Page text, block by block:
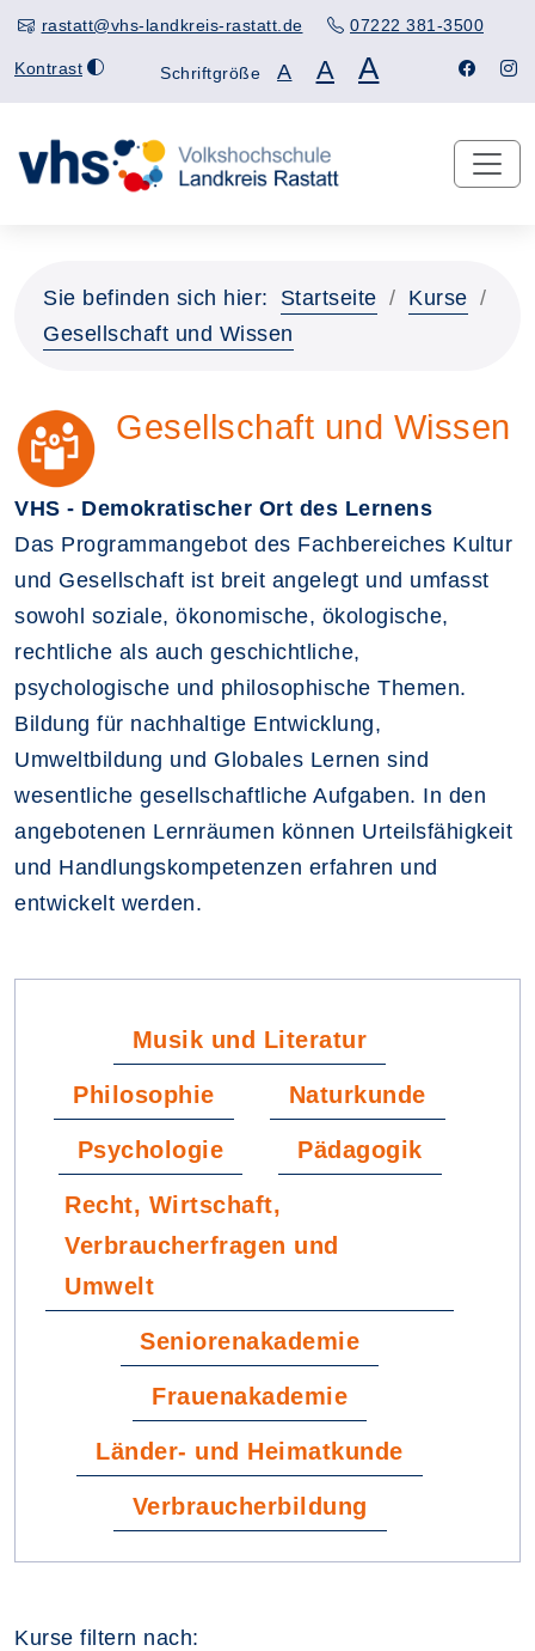
rastatt@vhs-landkreis-rastatt.de 07222 381-3500
Kontrast Schriftgröße A A A
Sie befinden sich hier: Startseite
Kurse
Gesellschaft und Wissen
Gesellschaft und Wissen
VHS - Demokratischer Ort des Lernens
Das Programmangebot des Fachbereiches Kultur
und Gesellschaft ist breit angelegt und umfasst
sowohl soziale, ökonomische, ökologische,
rechtliche als auch geschichtliche,
psychologische und philosophische Themen.
Bildung für nachhaltige Entwicklung,
Umweltbildung und Globales Lernen sind
wesentliche gesellschaftliche Aufgaben. In den
angebotenen Lernräumen können Urteilsfähigkeit
und Handlungskompetenzen erfahren und
entwickelt werden.
Musik und Literatur
Philosophie Naturkunde
Psychologie Pädagogik
Recht, Wirtschaft,
Verbraucherfragen und
Umwelt
Seniorenakademie
Frauenakademie
Länder- und Heimatkunde
Verbraucherbildung
Kurse filtern nach: